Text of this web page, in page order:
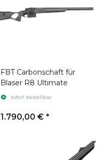
FBT Carbonschaft für
Blaser R8 Ultimate
sofort bestellbar
1.790,00 € *